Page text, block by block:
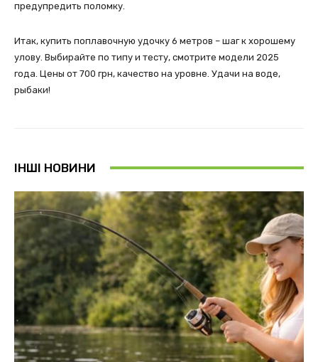
предупредить поломку.
Итак, купить поплавочную удочку 6 метров – шаг к хорошему
улову. Выбирайте по типу и тесту, смотрите модели 2025
года. Цены от 700 грн, качество на уровне. Удачи на воде,
рыбаки!
ІНШІ НОВИНИ